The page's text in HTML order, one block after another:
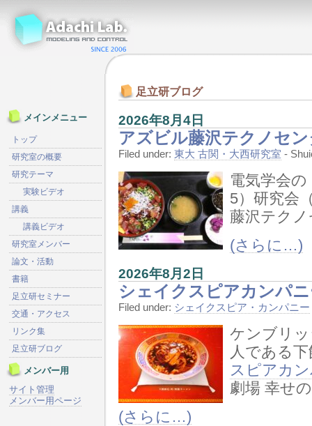
足立研ブログ
2026年8月4日
アズビル藤沢テクノセ
Filed under: 東大 古関・大西研究室 -
電気学会
5）研究会
藤沢テク
(さらに…)
2026年8月2日
シェイクスピアカンパ
Filed under: シェイクスピア・カンパニー
ケンブリ
人である
スピアカ
劇場 幸せ
(さらに…)
メインメニュー
トップ
研究室の概要
研究テーマ
実験ビデオ
講義
講義ビデオ
研究室メンバー
論文・活動
書籍
足立研セミナー
交通・アクセス
リンク集
足立研ブログ
メンバー用
サイト管理
メンバー用ページ